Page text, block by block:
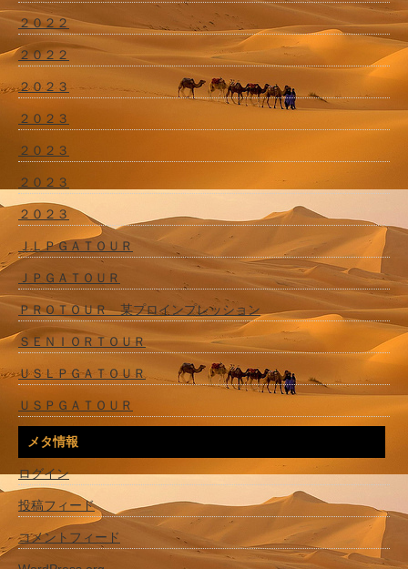
２０２２
２０２２
２０２３
２０２３
２０２３
２０２３
２０２３
ＪＬＰＧＡＴＯＵＲ
ＪＰＧＡＴＯＵＲ
ＰＲＯＴＯＵＲ 某プロインプレッション
ＳＥＮＩＯＲＴＯＵＲ
ＵＳＬＰＧＡＴＯＵＲ
ＵＳＰＧＡＴＯＵＲ
メタ情報
ログイン
投稿フィード
コメントフィード